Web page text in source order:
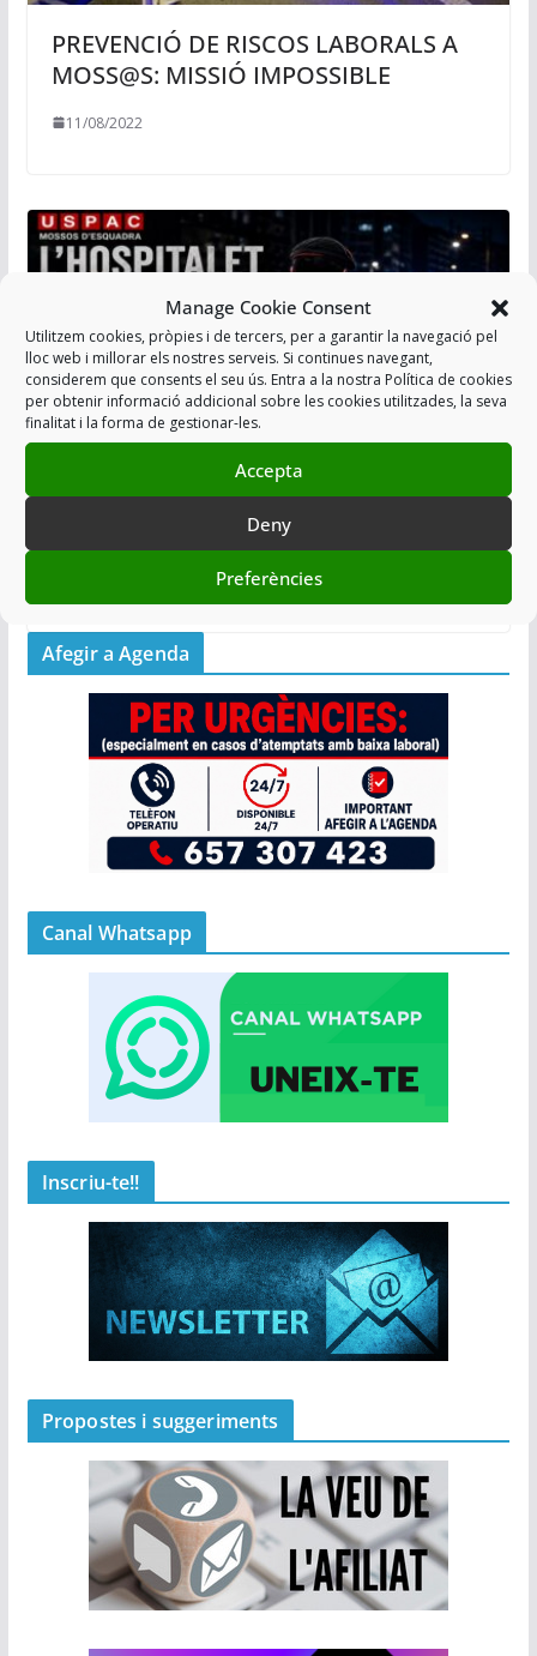
Manage Cookie Consent
Utilitzem cookies, pròpies i de tercers, per a garantir la navegació pel
lloc web i millorar els nostres serveis. Si continues navegant,
considerem que consents el seu ús. Entra a la nostra Política de cookies
per obtenir informació addicional sobre les cookies utilitzades, la seva
finalitat i la forma de gestionar-les.
Accepta
Deny
Preferències
PREVENCIÓ DE RISCOS LABORALS A
MOSS@S: MISSIÓ IMPOSSIBLE
11/08/2022
L’HOSPITALET DE LLOBREGAT, L’ULL
Afegir a Agenda
Canal Whatsapp
Inscriu-te!!
Propostes i suggeriments